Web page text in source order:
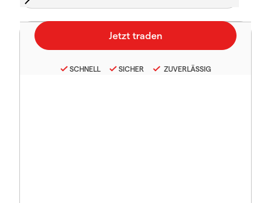
SCHNELL SICHER ZUVERLÄSSIG